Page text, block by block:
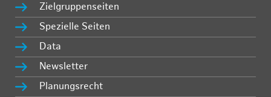
Zielgruppenseiten
Spezielle Seiten
Data
Newsletter
Planungsrecht